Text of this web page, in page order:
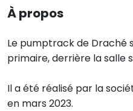
À propos
Le pumptrack de Draché
primaire, derrière la salle
Il a été réalisé par la
en mars 2023.